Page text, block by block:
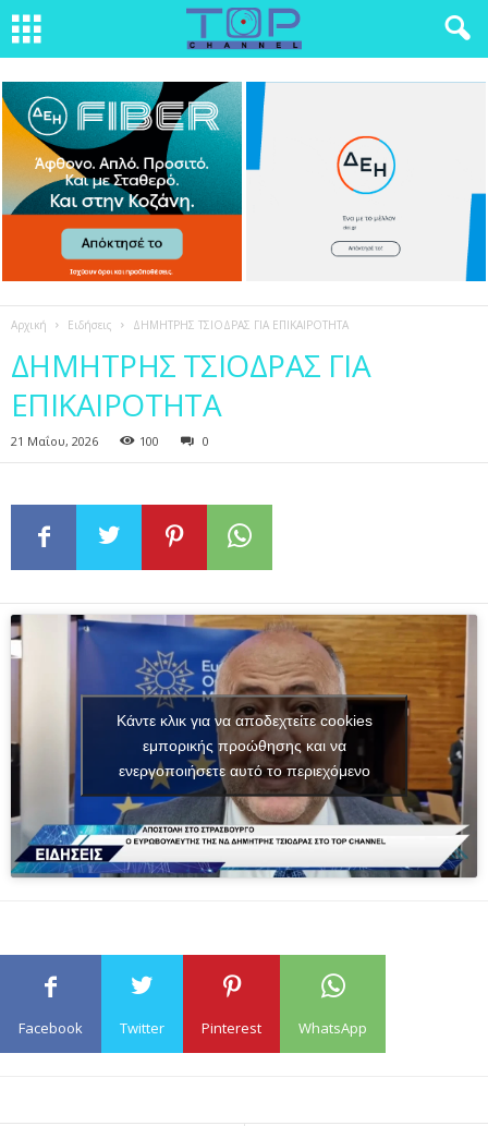
Αρχική Ειδήσεις ΔΗΜΗΤΡΗΣ ΤΣΙΟΔΡΑΣ ΓΙΑ ΕΠΙΚΑΙΡΟΤΗΤΑ
ΔΗΜΗΤΡΗΣ ΤΣΙΟΔΡΑΣ ΓΙΑ
ΕΠΙΚΑΙΡΟΤΗΤΑ
21 Μαΐου, 2026 100 0
Κάντε κλικ για να αποδεχτείτε cookies
εμπορικής προώθησης και να
ενεργοποιήσετε αυτό το περιεχόμενο
Facebook Twitter Pinterest WhatsApp